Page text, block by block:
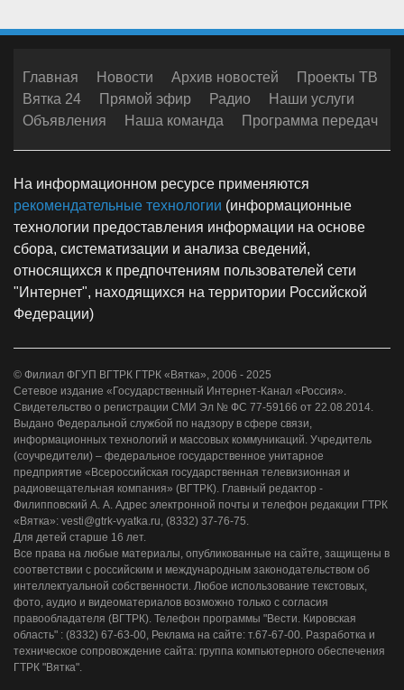
Главная Новости Архив новостей
Проекты ТВ
Вятка 24
Прямой эфир Радио
Наши услуги
Объявления
Наша команда Программа передач
На информационном ресурсе применяются
рекомендательные технологии (информационные
технологии предоставления информации на основе
сбора, систематизации и анализа сведений,
относящихся к предпочтениям пользователей сети
"Интернет", находящихся на территории Российской
Федерации)
© Филиал ФГУП ВГТРК ГТРК «Вятка», 2006 - 2025
Сетевое издание «Государственный Интернет-Канал «Россия».
Свидетельство о регистрации СМИ Эл № ФС 77-59166 от 22.08.2014.
Выдано Федеральной службой по надзору в сфере связи,
информационных технологий и массовых коммуникаций. Учредитель
(соучредители) – федеральное государственное унитарное
предприятие «Всероссийская государственная телевизионная и
радиовещательная компания» (ВГТРК). Главный редактор -
Филипповский А. А. Адрес электронной почты и телефон редакции ГТРК
«Вятка»: vesti@gtrk-vyatka.ru, (8332) 37-76-75.
Для детей старше 16 лет.
Все права на любые материалы, опубликованные на сайте, защищены в
соответствии с российским и международным законодательством об
интеллектуальной собственности. Любое использование текстовых,
фото, аудио и видеоматериалов возможно только с согласия
правообладателя (ВГТРК). Телефон программы "Вести. Кировская
область" : (8332) 67-63-00, Реклама на сайте: т.67-67-00. Разработка и
техническое сопровождение сайта: группа компьютерного обеспечения
ГТРК "Вятка".